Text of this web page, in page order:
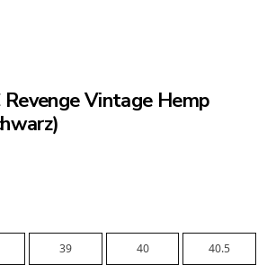
Revenge Vintage Hemp
39 40 40.5